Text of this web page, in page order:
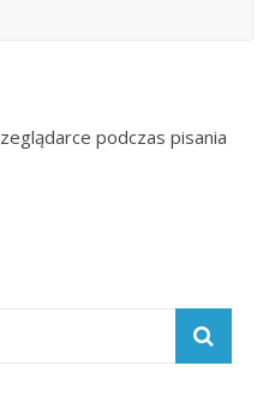
podczas pisania